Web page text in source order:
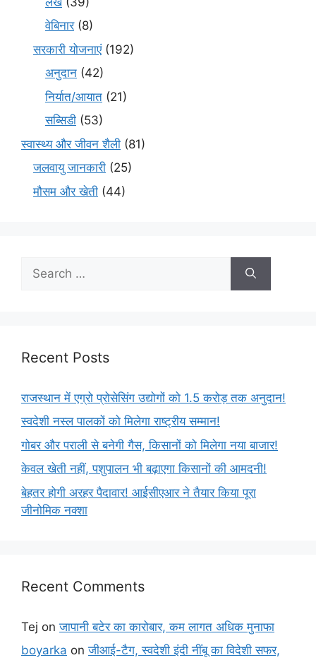
वेबिनार(8)
सरकारी योजनाएं(192)
अनुदान (42)
निर्यात/आयात (21)
सब्सिडी (53)
स्वास्थ्य और जीवन शैली (81)
जलवायु जानकारी (25)
मौसम और खेती (44)
Recent Posts
राजस्थान में एग्रो प्रोसेसिंग उद्योगों को 1.5 करोड़ तक अनुदान!
स्वदेशी नस्ल पालकों को मिलेगा राष्ट्रीय सम्मान!
गोबर और पराली से बनेगी गैस, किसानों को मिलेगा नया बाजार!
केवल खेती नहीं, पशुपालन भी बढ़ाएगा किसानों की आमदनी!
बेहतर होगी अरहर पैदावार! आईसीएआर ने तैयार किया पूरा
जीनोमिक नक्शा
Recent Comments
Tej onजापानी बटेर का कारोबार, कम लागत अधिक मुनाफा
boyarka onजीआई-टैग, स्वदेशी इंदी नींबू का विदेशी सफर,